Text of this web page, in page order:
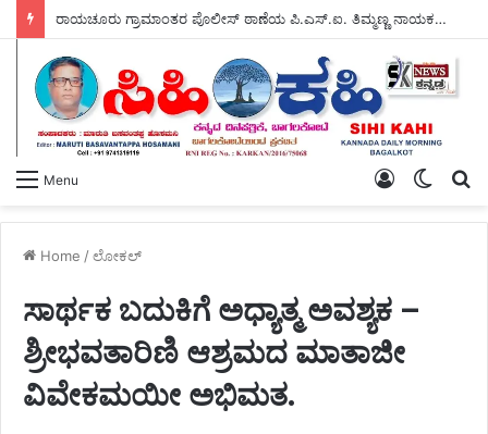
ಹಸಿರು ಸೇನೆಯ ಯುವ ಘಟಕದ ಅಧ್ಯಕ್ಷರಾಗಿ ಪ್ರಶಾಂತ ಭೂಸನೂರ ಆಯ್ಕೆ.
Menu
Switch
Log
Home /ಲೋಕಲ್
ಸಾರ್ಥಕ ಬದುಕಿಗೆ ಅಧ್ಯಾತ್ಮ ಅವಶ್ಯಕ –
ಶ್ರೀಭವತಾರಿಣಿ ಆಶ್ರಮದ ಮಾತಾಜೀ
ವಿವೇಕಮಯೀ ಅಭಿಮತ.